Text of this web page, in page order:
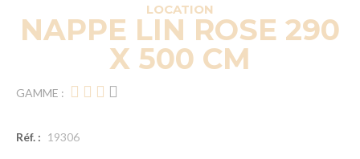
LOCATION
NAPPE LIN ROSE 290
X 500 CM
GAMME :
Réf. : 19306